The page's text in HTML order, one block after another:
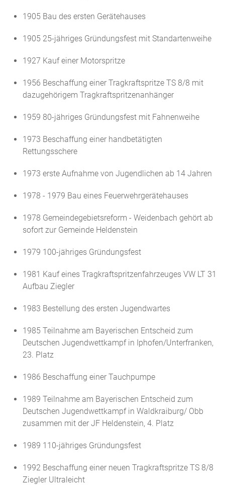
1905 Bau des ersten Gerätehauses
1905 25-jähriges Gründungsfest mit Standartenweihe
1927 Kauf einer Motorspritze
1956 Beschaffung einer Tragkraftspritze TS 8/8 mit
dazugehörigem Tragkraftspritzenanhänger
1959 80-jähriges Gründungsfest mit Fahnenweihe
1973 Beschaffung einer handbetätigten
Rettungsschere
1973 erste Aufnahme von Jugendlichen ab 14 Jahren
1978 - 1979 Bau eines Feuerwehrgerätehauses
1978 Gemeindegebietsreform - Weidenbach gehört ab
sofort zur Gemeinde Heldenstein
1979 100-jähriges Gründungsfest
1981 Kauf eines Tragkraftspritzenfahrzeuges VW LT 31
Aufbau Ziegler
1983 Bestellung des ersten Jugendwartes
1985 Teilnahme am Bayerischen Entscheid zum
Deutschen Jugendwettkampf in Iphofen/Unterfranken,
23. Platz
1986 Beschaffung einer Tauchpumpe
1989 Teilnahme am Bayerischen Entscheid zum
Deutschen Jugendwettkampf in Waldkraiburg/ Obb
zusammen mit der JF Heldenstein, 4. Platz
1989 110-jähriges Gründungsfest
1992 Beschaffung einer neuen Tragkraftspritze TS 8/8
Ziegler Ultraleicht